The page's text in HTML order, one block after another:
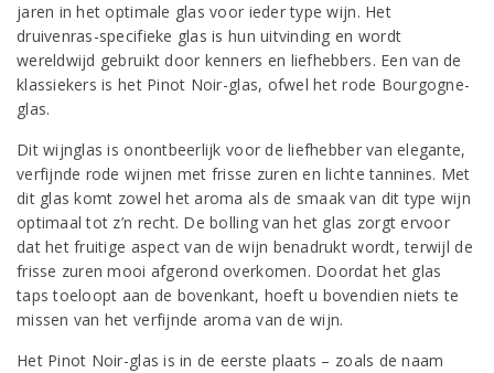
jaren in het optimale glas voor ieder type wijn. Het
druivenras-specifieke glas is hun uitvinding en wordt
wereldwijd gebruikt door kenners en liefhebbers. Een van de
klassiekers is het Pinot Noir-glas, ofwel het rode Bourgogne-
glas.
Dit wijnglas is onontbeerlijk voor de liefhebber van elegante,
verfijnde rode wijnen met frisse zuren en lichte tannines. Met
dit glas komt zowel het aroma als de smaak van dit type wijn
optimaal tot z’n recht. De bolling van het glas zorgt ervoor
dat het fruitige aspect van de wijn benadrukt wordt, terwijl de
frisse zuren mooi afgerond overkomen. Doordat het glas
taps toeloopt aan de bovenkant, hoeft u bovendien niets te
missen van het verfijnde aroma van de wijn.
Het Pinot Noir-glas is in de eerste plaats – zoals de naam